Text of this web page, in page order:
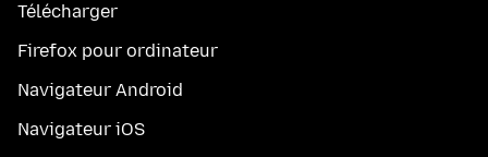
Télécharger
Firefox pour ordinateur
Navigateur Android
Navigateur iOS